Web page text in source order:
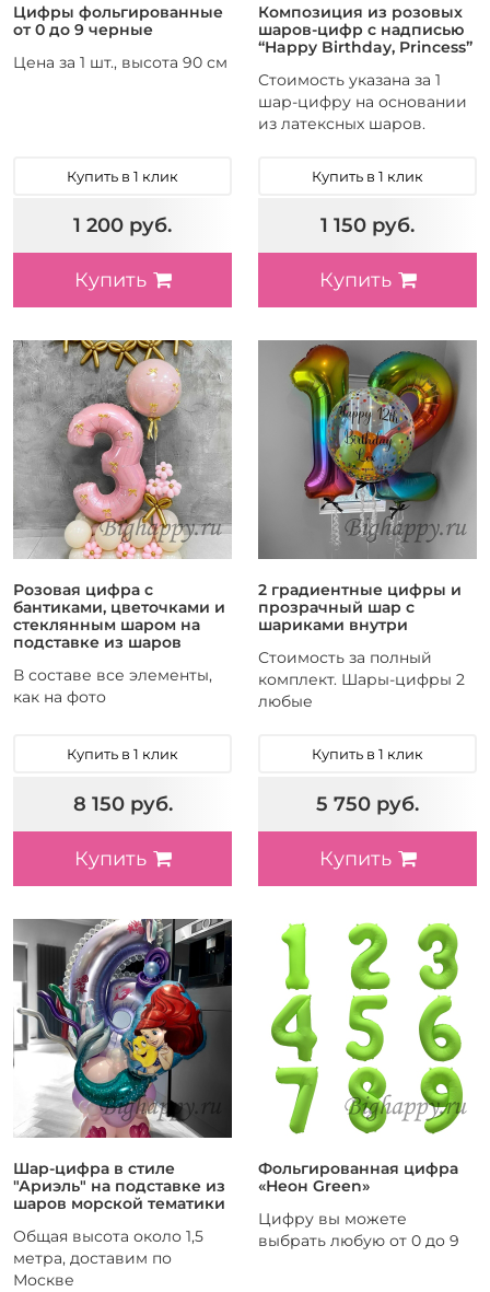
Цифры фольгированные
от 0 до 9 черные
Цена за 1 шт., высота 90 см
Купить в 1 клик
1 200 руб.
Купить
Композиция из розовых
шаров-цифр с надписью
“Happy Birthday, Princеss”
Стоимость указана за 1
шар-цифру на основании
из латексных шаров.
Купить в 1 клик
1 150 руб.
Купить
Розовая цифра с
бантиками, цветочками и
стеклянным шаром на
подставке из шаров
В составе все элементы,
как на фото
Купить в 1 клик
8 150 руб.
Купить
2 градиентные цифры и
прозрачный шар с
шариками внутри
Стоимость за полный
комплект. Шары-цифры 2
любые
Купить в 1 клик
5 750 руб.
Купить
Шар-цифра в стиле
"Ариэль" на подставке из
шаров морской тематики
Общая высота около 1,5
метра, доставим по
Москве
Фольгированная цифра
«Неон Green»
Цифру вы можете
выбрать любую от 0 до 9